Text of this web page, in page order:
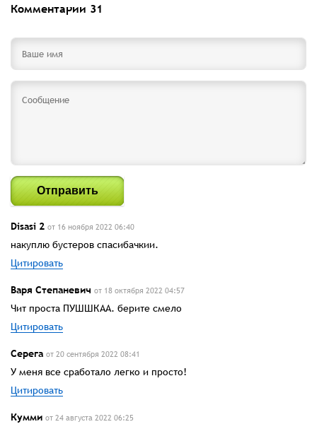
Комментарии 31
Отправить
Disasi 2 от 16 ноября 2022 06:40
накуплю бустеров спасибачкии.
Цитировать
Варя Степаневич от 18 октября 2022 04:57
Чит проста ПУШШКАА. берите смело
Цитировать
Серега от 20 сентября 2022 08:41
У меня все сработало легко и просто!
Цитировать
Кумми от 24 августа 2022 06:25